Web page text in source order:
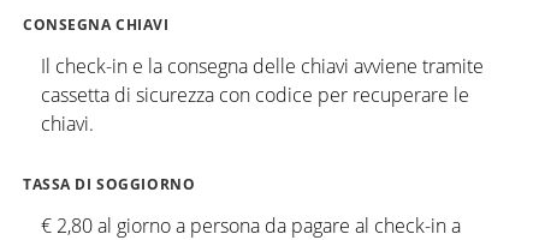
CONSEGNA CHIAVI
Il check-in e la consegna delle chiavi avviene tramite
cassetta di sicurezza con codice per recuperare le
chiavi.
TASSA DI SOGGIORNO
€ 2,80 al giorno a persona da pagare al check-in a